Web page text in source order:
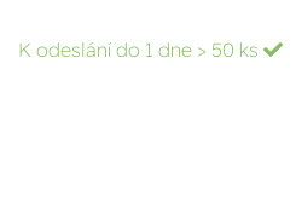
K odeslání do 1 dne > 50 ks